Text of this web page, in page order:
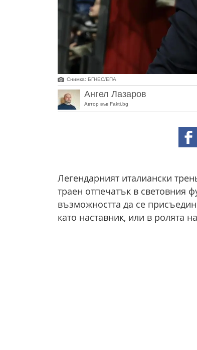
Снимка: БГНЕС/EПA
Ангел Лазаров
Автор във Fakti.bg
Легендарният италиански
траен отпечатък в световния
възможността да се
като наставник, или в ролята